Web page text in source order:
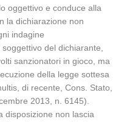
oggettivo e conduce alla
la dichiarazione non
indagine
del dichiarante,
sanzionatori in gioco, ma
della legge sottesa
di recente, Cons. Stato,
2013, n. 6145).
disposizione non lascia